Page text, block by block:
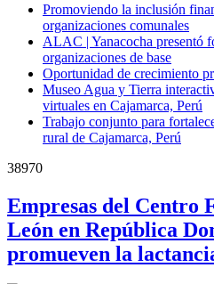
Promoviendo la inclusión
organizaciones comunales
ALAC | Yanacocha presentó
organizaciones de base
Oportunidad de crecimiento
Museo Agua y Tierra
virtuales en Cajamarca, Perú
Trabajo conjunto para
rural de Cajamarca, Perú
38970
Empresas del Centro
León en República
promueven la